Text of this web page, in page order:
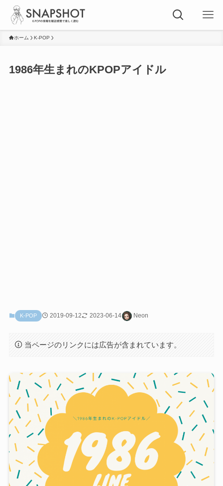
ホーム K-POP
1986年生まれのKPOPアイドル
K-POP 2019-09-12 2023-06-14 Neon
当ページのリンクには広告が含まれています。